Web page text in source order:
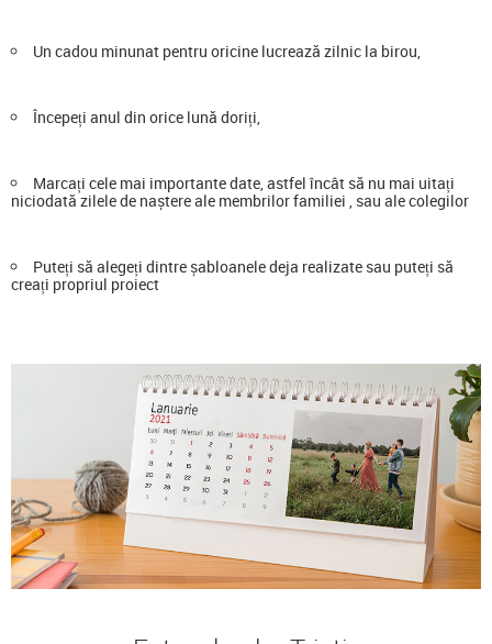
Un cadou minunat pentru oricine lucrează zilnic la birou,
Începeți anul din orice lună doriți,
Marcați cele mai importante date, astfel încât să nu mai uitați
niciodată zilele de naștere ale membrilor familiei , sau ale colegilor
Puteți să alegeți dintre șabloanele deja realizate sau puteți să
creați propriul proiect